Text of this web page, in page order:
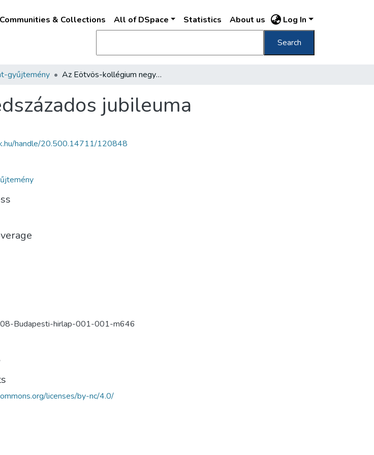
Communities & Collections All of DSpace Statistics About us Log In
Search
gyűjtemény Az Eötvös-kollégium negyedszázados jubileuma
jubileuma
handle/20.500.14711/120848
Budapesti-hirlap-001-001-m646
licenses/by-nc/4.0/